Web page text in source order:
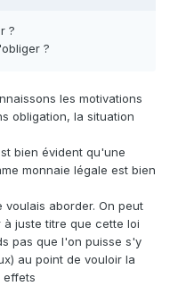
?
?
les motivations
obligation, la situation
bien évident qu'une
monnaie légale est bien
aborder. On peut
juste titre que cette loi
pas que l'on puisse s'y
au point de vouloir la
effets